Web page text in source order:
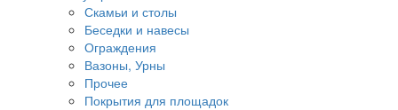
Скамьи и столы
Беседки и навесы
Ограждения
Вазоны, Урны
Прочее
Покрытия для площадок